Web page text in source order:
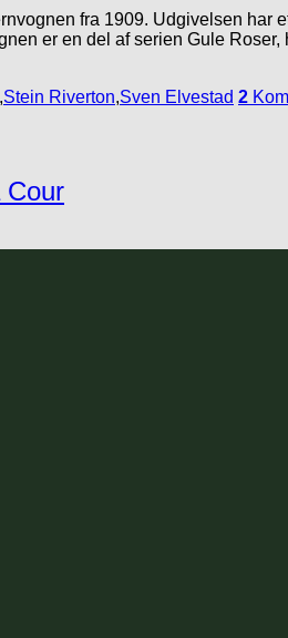
fra 1909. Udgivelsen har
er en del af serien Gule
,Stein Riverton,Sven Elvestad 2
Cour